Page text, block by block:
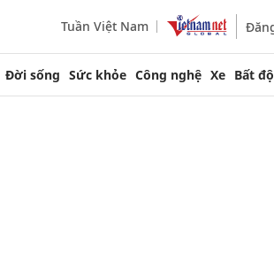
Tuần Việt Nam
Đời sống Sức khỏe Công nghệ Xe Bất